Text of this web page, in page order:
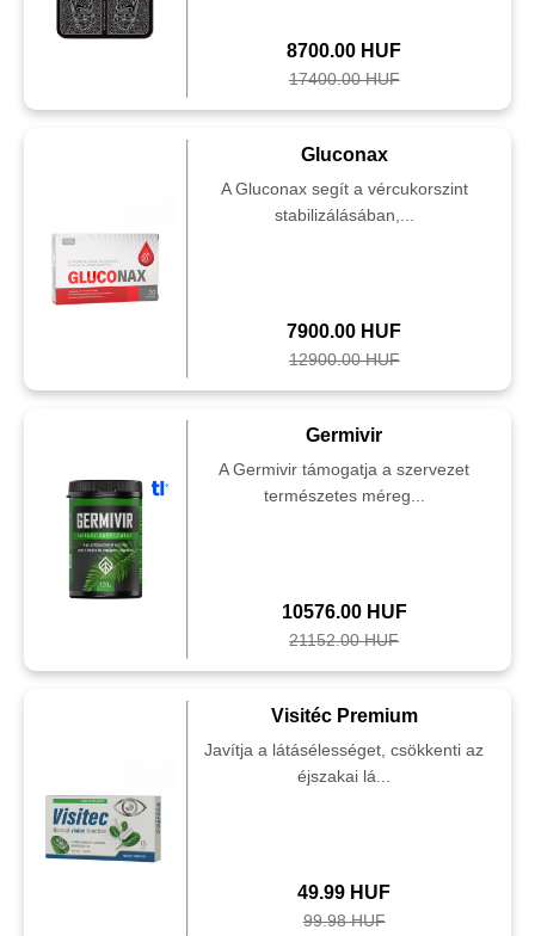
8700.00 HUF
17400.00 HUF
Gluconax
A Gluconax segít a vércukorszint
stabilizálásában,...
7900.00 HUF
12900.00 HUF
Germivir
A Germivir támogatja a szervezet
természetes méreg...
10576.00 HUF
21152.00 HUF
Visitéc Premium
Javítja a látásélességet, csökkenti az
éjszakai lá...
49.99 HUF
99.98 HUF